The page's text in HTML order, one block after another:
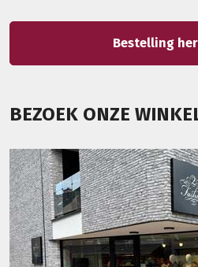
Bestelling
BEZOEK ONZE